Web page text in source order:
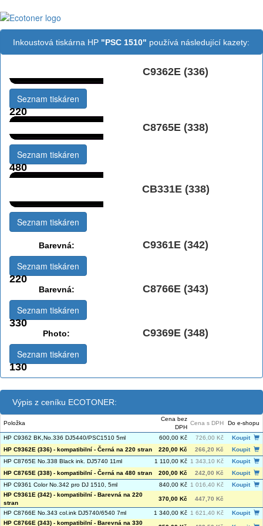
Inkoustová tiskárna HP "PSC 1510" používá následující kazety:
C9362E (336)
220
Seznam tiskáren
C8765E (338)
480
Seznam tiskáren
CB331E (338)
Seznam tiskáren
Barevná: C9361E (342)
220
Seznam tiskáren
Barevná: C8766E (343)
330
Seznam tiskáren
Photo: C9369E (348)
130
Seznam tiskáren
Výpis z ceníku ECOTONER:
Položka
Cena bez
DPH
Cena s DPH Do e-shopu
HP C9362 BK,No.336 DJ5440/PSC1510 5ml 600,00 Kč 726,00 Kč
Koupit
HP C9362E (336) - kompatibilní - Černá na 220 stran
220,00 Kč 266,20 Kč
Koupit
HP C8765E No.338 Black ink. DJ5740 11ml
1 110,00 Kč 1 343,10 Kč
Koupit
HP C8765E (338) - kompatibilní - Černá na 480 stran
200,00 Kč 242,00 Kč
Koupit
HP C9361 Color No.342 pro DJ 1510, 5ml
840,00 Kč 1 016,40 Kč
Koupit
HP C9361E (342) - kompatibilní - Barevná na 220
stran
370,00 Kč 447,70 Kč
HP C8766E No.343 col.ink DJ5740/6540 7ml 1 340,00 Kč 1 621,40 Kč
Koupit
HP C8766E (343) - kompatibilní - Barevná na 330